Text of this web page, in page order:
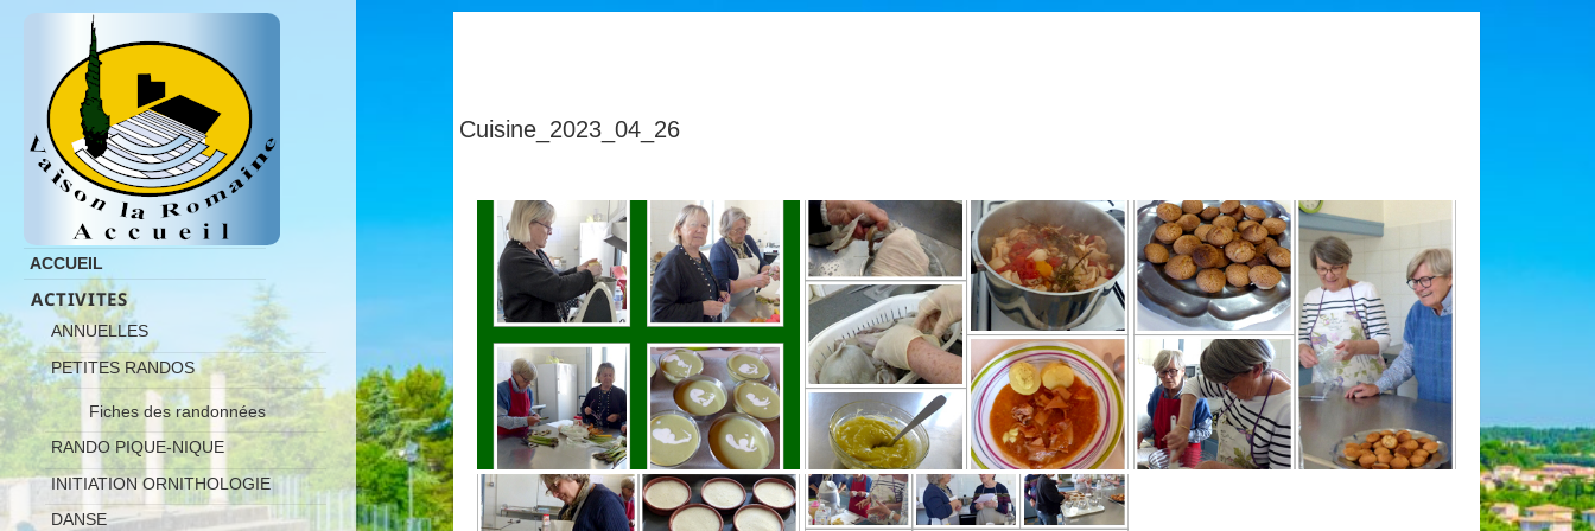
ACCUEIL
ACTIVITES
ANNUELLES
PETITES RANDOS
Fiches des randonnées
RANDO PIQUE-NIQUE
INITIATION ORNITHOLOGIE
DANSE
Cuisine_2023_04_26